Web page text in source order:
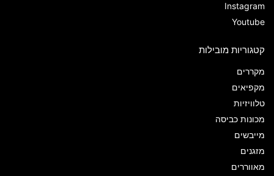
Instagram
Youtube
קטגוריות מובילות
מקררים
מקפיאים
טלוויזיות
מכונות כביסה
מייבשים
מזגנים
מאווררים